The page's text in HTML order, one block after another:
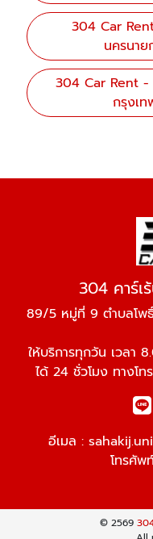
304 Car
นครนาย
304 Car Rent -
กรุงเ
304 คาร์เ
89/5 หมู่ที่ 9 ตำบลโพธิ์
ให้บริการทุกวัน เวลา
ได้ 24 ชั่วโมง ทางโ
อีเมล :
โทรศัพ
© 2569